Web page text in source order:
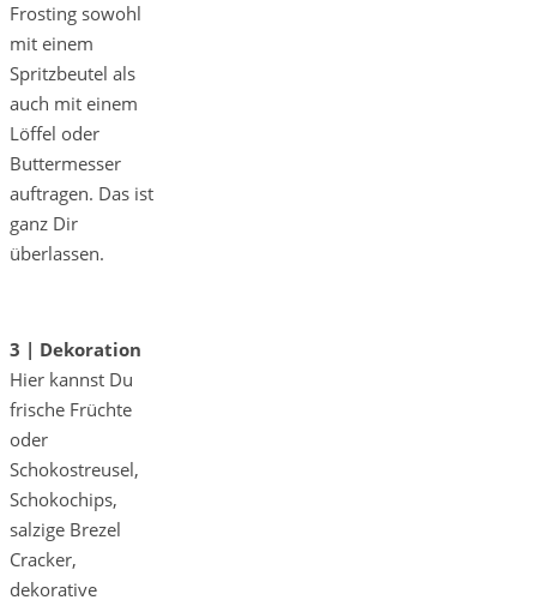
Frosting sowohl
mit einem
Spritzbeutel als
auch mit einem
Löffel oder
Buttermesser
auftragen. Das ist
ganz Dir
überlassen.
3 | Dekoration
Hier kannst Du
frische Früchte
oder
Schokostreusel,
Schokochips,
salzige Brezel
Cracker,
dekorative